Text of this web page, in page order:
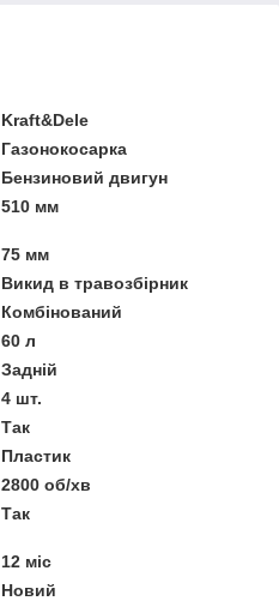
Kraft&Dele
Газонокосарка
Бензиновий двигун
510 мм
75 мм
Викид в травозбірник
Комбінований
60 л
Задній
4 шт.
Так
Пластик
2800 об/хв
Так
12 міс
Новий